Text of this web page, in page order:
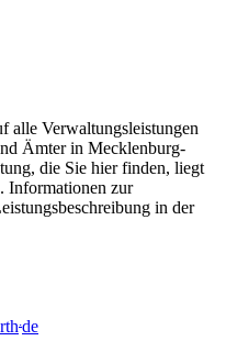
alle Verwaltungsleistungen
Ämter in Mecklenburg-
die Sie hier finden, liegt
Informationen zur
in der
de